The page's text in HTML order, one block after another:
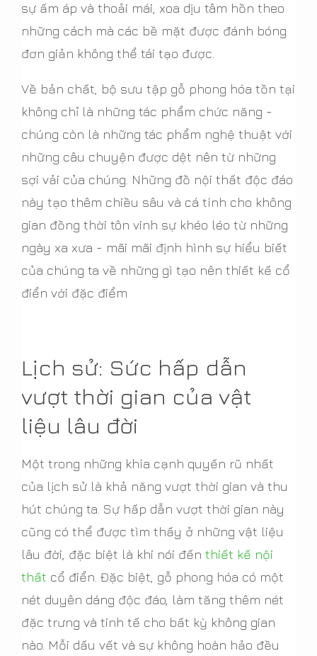
sự ấm áp và thoải mái, xoa dịu tâm hồn theo
những cách mà các bề mặt được đánh bóng
đơn giản không thể tái tạo được.
Về bản chất, bộ sưu tập gỗ phong hóa tồn tại
không chỉ là những tác phẩm chức năng -
chúng còn là những tác phẩm nghệ thuật với
những câu chuyện được dệt nên từ những
sợi vải của chúng. Những đồ nội thất độc đáo
này tạo thêm chiều sâu và cá tính cho không
gian đồng thời tôn vinh sự khéo léo từ những
ngày xa xưa - mãi mãi định hình sự hiểu biết
của chúng ta về những gì tạo nên thiết kế cổ
điển với đặc điểm
Lịch sử: Sức hấp dẫn
vượt thời gian của vật
liệu lâu đời
Một trong những khía cạnh quyến rũ nhất
của lịch sử là khả năng vượt thời gian và thu
hút chúng ta. Sự hấp dẫn vượt thời gian này
cũng có thể được tìm thấy ở những vật liệu
lâu đời, đặc biệt là khi nói đến thiết kế nội
thất cổ điển. Đặc biệt, gỗ phong hóa có một
nét duyên dáng độc đáo, làm tăng thêm nét
đặc trưng và tinh tế cho bất kỳ không gian
nào. Mỗi dấu vết và sự không hoàn hảo đều